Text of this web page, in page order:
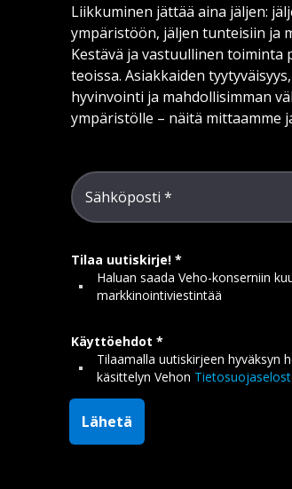
Liikkuminen jättää aina jäljen:
ympäristöön, jäljen tunteisiin ja
Kestävä ja vastuullinen toiminta
teoissa. Asiakkaiden
hyvinvointi ja mahdollisimman
ympäristölle – näitä mittaamme
Sähköposti
Tilaa uutiskirje!
Haluan saada Veho-konserniin
markkinointiviestintää
Käyttöehdot
Tilaamalla uutiskirjeen hyväksyn
käsittelyn Vehon
Lähetä